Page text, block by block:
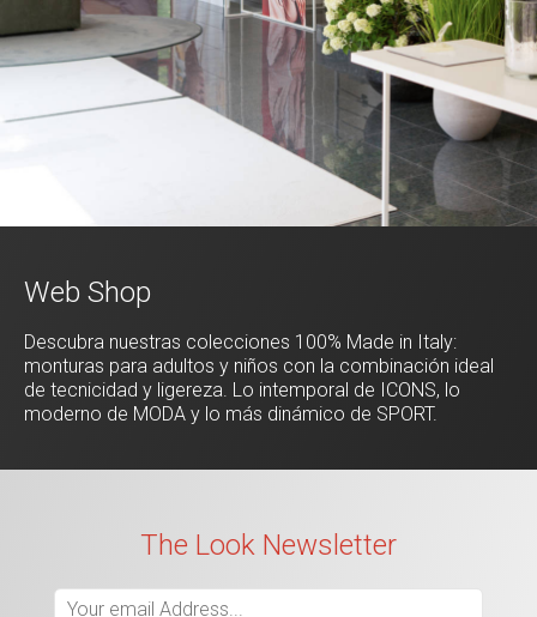
Web Shop
Descubra nuestras colecciones 100% Made in Italy:
monturas para adultos y niños con la combinación ideal
de tecnicidad y ligereza. Lo intemporal de ICONS, lo
moderno de MODA y lo más dinámico de SPORT.
The Look Newsletter